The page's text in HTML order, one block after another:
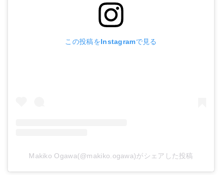
この投稿をInstagramで見る
Makiko Ogawa(@makiko.ogawa)がシェアした投稿